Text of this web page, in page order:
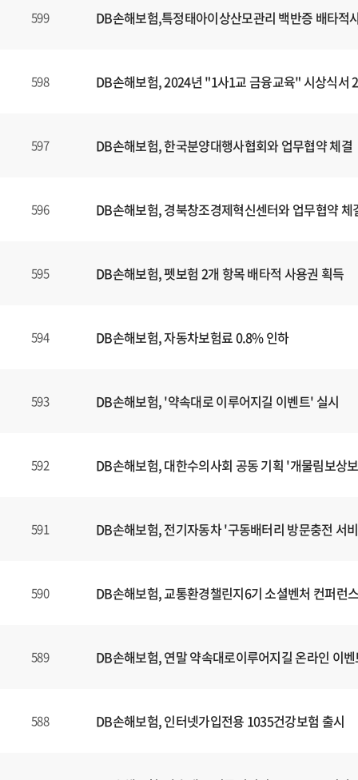
599 DB손해보험,특정태아이상산모관리 백반증 배타적
598 DB손해보험, 2024년 "1사1교 금융교육" 시상식서
597 DB손해보험, 한국분양대행사협회와 업무협약 체결
596 DB손해보험, 경북창조경제혁신센터와 업무협약 체
595 DB손해보험, 펫보험 2개 항목 배타적 사용권 획득
594 DB손해보험, 자동차보험료 0.8% 인하
593 DB손해보험, '약속대로 이루어지길 이벤트' 실시
592 DB손해보험, 대한수의사회 공동 기획 '개물림보상
591 DB손해보험, 전기자동차 '구동배터리 방문충전 서
590 DB손해보험, 교통환경챌린지6기 소셜벤처 컨퍼런
589 DB손해보험, 연말 약속대로이루어지길 온라인 이
588 DB손해보험, 인터넷가입전용 1035건강보험 출시